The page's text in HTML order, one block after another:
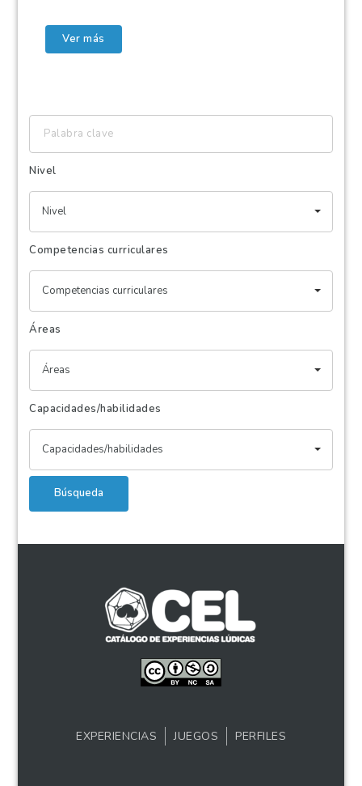
Ver más
clave
Nivel
Nivel
Competencias curriculares
Competencias curriculares
Áreas
Áreas
Capacidades/habilidades
Capacidades/habilidades
Búsqueda
EXPERIENCIAS JUEGOS PERFILES